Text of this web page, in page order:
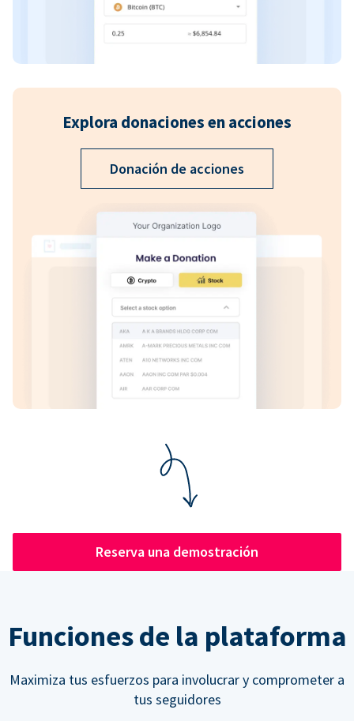
Explora donaciones en acciones
Donación de acciones
Reserva una demostración
Funciones de la plataforma
Maximiza tus esfuerzos para involucrar y comprometer a
tus seguidores